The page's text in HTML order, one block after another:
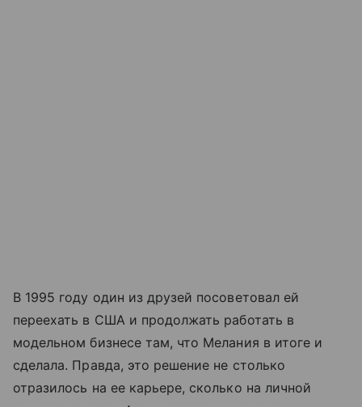
В 1995 году один из друзей посоветовал ей
переехать в США и продолжать работать в
модельном бизнесе там, что Мелания в итоге и
сделала. Правда, это решение не столько
отразилось на ее карьере, сколько на личной